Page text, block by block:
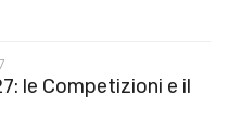
le Competizioni e il